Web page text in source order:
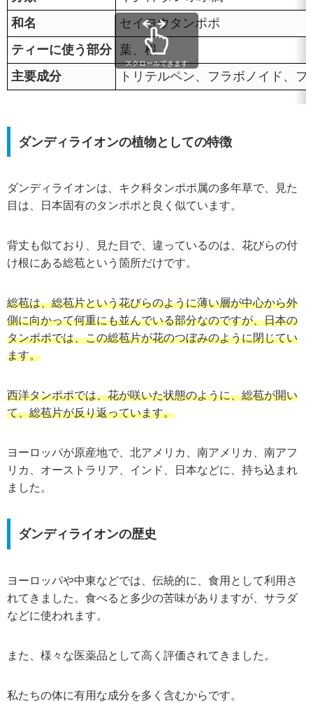
和名
セイヨウタンポポ
ティーに使う部分 葉、根
主要成分
トリテルペン、フラボノイド、
スクロールできます
ダンディライオンの植物としての特徴
ダンディライオンは、キク科タンポポ属の多年草で、見た
目は、日本固有のタンポポと良く似ています。
背丈も似ており、見た目で、違っているのは、花びらの付
け根にある総苞という箇所だけです。
総苞は、総苞片という花びらのように薄い層が中心から外
側に向かって何重にも並んでいる部分なのですが、日本の
タンポポでは、この総苞片が花のつぼみのように閉じてい
ます。
西洋タンポポでは、花が咲いた状態のように、総苞が開い
て、総苞片が反り返っています。
ヨーロッパが原産地で、北アメリカ、南アメリカ、南アフ
リカ、オーストラリア、インド、日本などに、持ち込まれ
ました。
ダンディライオンの歴史
ヨーロッパや中東などでは、伝統的に、食用として利用さ
れてきました。食べると多少の苦味がありますが、サラダ
などに使われます。
また、様々な医薬品として高く評価されてきました。
私たちの体に有用な成分を多く含むからです。